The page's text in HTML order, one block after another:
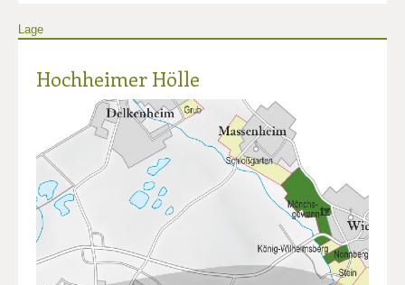
Lage
Hochheimer Hölle